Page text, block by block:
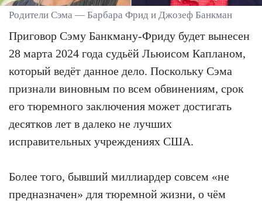
Родители Сэма — Барбара Фрид и Джозеф Банкман
Приговор Сэму Банкману-Фриду будет вынесен
28 марта 2024 года судьёй Льюисом Капланом,
который ведёт данное дело. Поскольку Сэма
признали виновным по всем обвинениям, срок
его тюремного заключения может достигать
десятков лет в далеко не лучших
исправительных учреждениях США.
Более того, бывший миллиардер совсем «не
предназначен» для тюремной жизни, о чём